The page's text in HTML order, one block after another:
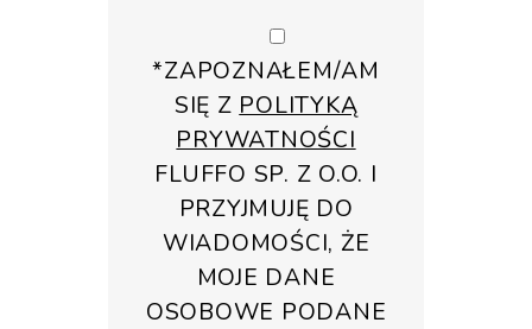
*ZAPOZNAŁEM/AM
SIĘ Z POLITYKĄ
PRYWATNOŚCI
FLUFFO SP. Z O.O. I
PRZYJMUJĘ DO
WIADOMOŚCI, ŻE
MOJE DANE
OSOBOWE PODANE